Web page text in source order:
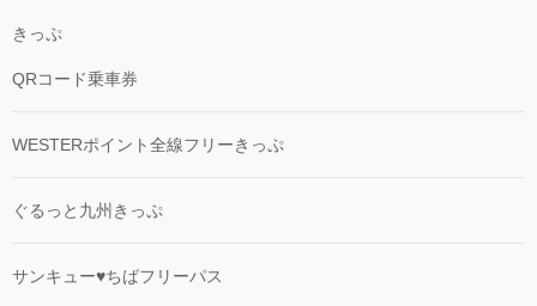
きっぷ
QRコード乗車券
WESTERポイント全線フリーきっぷ
ぐるっと九州きっぷ
サンキュー♥ちばフリーパス